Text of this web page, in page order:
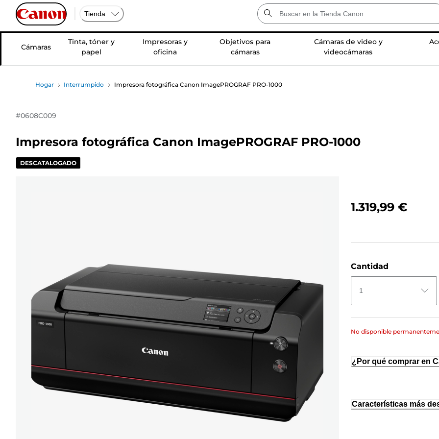
Tienda
Cámaras
Tinta, tóner y
papel
Impresoras y
oficina
Objetivos para
cámaras
Cámaras de video y
videocámaras
Hogar Interrumpido Impresora fotográfica Canon ImagePROGRAF PRO-1000
#0608C009
Impresora fotográfica Canon ImagePROGRAF PRO-1000
DESCATALOGADO
1.319,99 €
Cantidad
1
No disponible
¿Por qué comprar en
Características más